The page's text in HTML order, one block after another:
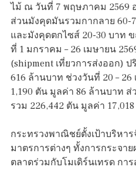
ไม้ ณ วันที่ 7 พฤษภาคม 2569
ส่วนมังคุดมันรวมกากลาย 60-
และมังคุดตกไซส์ 20-30 บาท
ที่ 1 มกราคม – 26 เมษายน
(shipment เที่ยวการส่งออก)
616 ล้านบาท ช่วงวันที่ 20 –
1,190 ตัน มูลค่า 86 ล้านบาท
รวม 226,442 ตัน มูลค่า
กระทรวงพาณิชย์ตั้งเป้าบริหา
มาตรการต่างๆ ทั้งการกระจา
ตลาดร่วมกับโมเดิร์นเทรด กา